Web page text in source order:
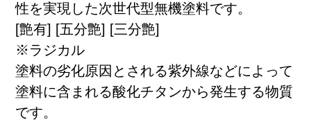
性を実現した次世代型無機塗料です。
[艶有] [五分艶] [三分艶]
※ラジカル
塗料の劣化原因とされる紫外線などによって
塗料に含まれる酸化チタンから発生する物質
です。